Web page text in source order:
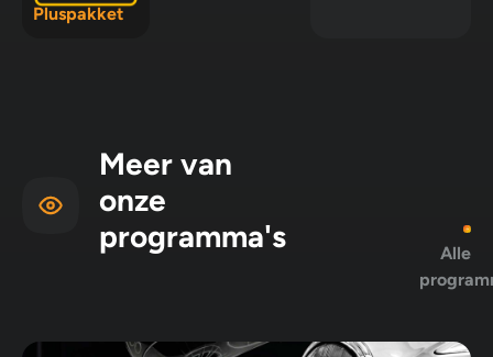
Pluspakket
Meer van
onze
programma's
Alle